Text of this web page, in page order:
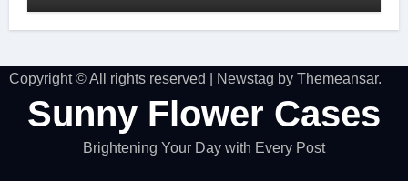
Copyright © All rights reserved Newstag by Themeansar.
Sunny Flower Cases
Brightening Your Day with Every Post